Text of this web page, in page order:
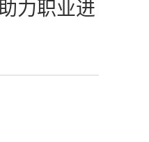
力职业进